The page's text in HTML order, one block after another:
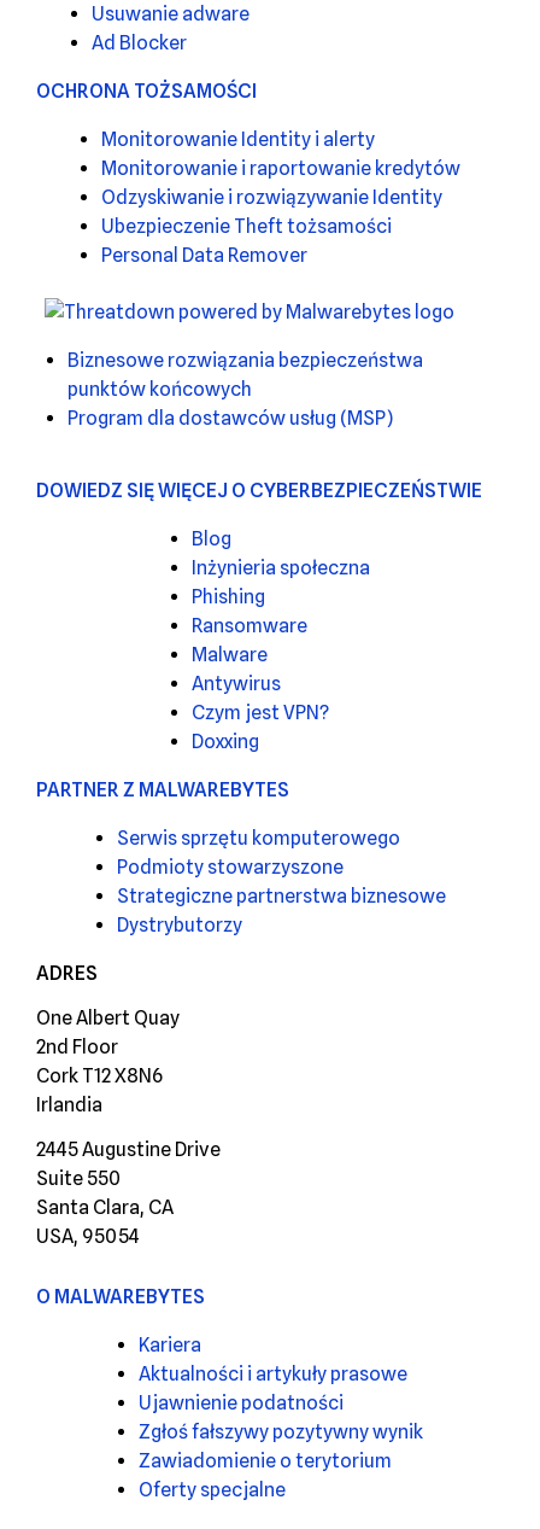
Usuwanie adware
Ad Blocker
OCHRONA TOŻSAMOŚCI
Monitorowanie Identity i alerty
Monitorowanie i raportowanie kredytów
Odzyskiwanie i rozwiązywanie Identity
Ubezpieczenie Theft tożsamości
Personal Data Remover
Biznesowe rozwiązania bezpieczeństwa
punktów końcowych
Program dla dostawców usług (MSP)
DOWIEDZ SIĘ WIĘCEJ O CYBERBEZPIECZEŃSTWIE
Blog
Inżynieria społeczna
Phishing
Ransomware
Malware
Antywirus
Czym jest VPN?
Doxxing
PARTNER Z MALWAREBYTES
Serwis sprzętu komputerowego
Podmioty stowarzyszone
Strategiczne partnerstwa biznesowe
Dystrybutorzy
ADRES
One Albert Quay
2nd Floor
Cork T12 X8N6
Irlandia
2445 Augustine Drive
Suite 550
Santa Clara, CA
USA, 95054
O MALWAREBYTES
Kariera
Aktualności i artykuły prasowe
Ujawnienie podatności
Zgłoś fałszywy pozytywny wynik
Zawiadomienie o terytorium
Oferty specjalne